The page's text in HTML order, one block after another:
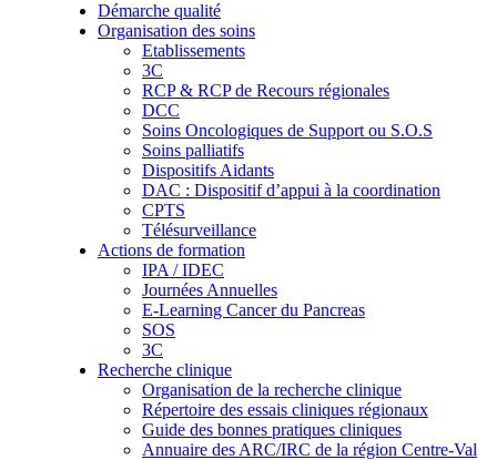
Démarche qualité
Organisation des soins
Etablissements
3C
RCP & RCP de Recours régionales
DCC
Soins Oncologiques de Support ou S.O.S
Soins palliatifs
Dispositifs Aidants
DAC : Dispositif d’appui à la coordination
CPTS
Télésurveillance
Actions de formation
IPA / IDEC
Journées Annuelles
E-Learning Cancer du Pancreas
SOS
3C
Recherche clinique
Organisation de la recherche clinique
Répertoire des essais cliniques régionaux
Guide des bonnes pratiques cliniques
Annuaire des ARC/IRC de la région Centre-Val